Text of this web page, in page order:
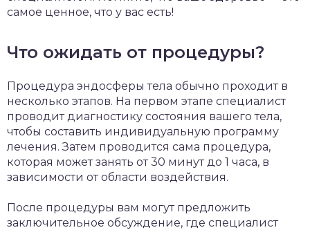
самое ценное, что у вас есть!
Что ожидать от процедуры?
Процедура эндосферы тела обычно проходит в
несколько этапов. На первом этапе специалист
проводит диагностику состояния вашего тела,
чтобы составить индивидуальную программу
лечения. Затем проводится сама процедура,
которая может занять от 30 минут до 1 часа, в
зависимости от области воздействия.
После процедуры вам могут предложить
заключительное обсуждение, где специалист